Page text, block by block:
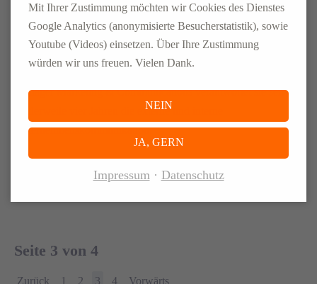
Abwechslungsreich, inspirierend und nicht selten lustig – so
Manager Marketing & Communications verantwortet sie seit
mittlerweile vier Jahren die externe und interne
Unternehmenskommunikation.
WEITERLESEN …
Seite 3 von 4
Zurück 1 2 3 4 Vorwärts
Mit Ihrer Zustimmung möchten wir Cookies des Dienstes
Google Analytics (anonymisierte Besucherstatistik), sowie
Youtube (Videos) einsetzen. Über Ihre Zustimmung
würden wir uns freuen. Vielen Dank.
NEIN
JA, GERN
Impressum Datenschutz